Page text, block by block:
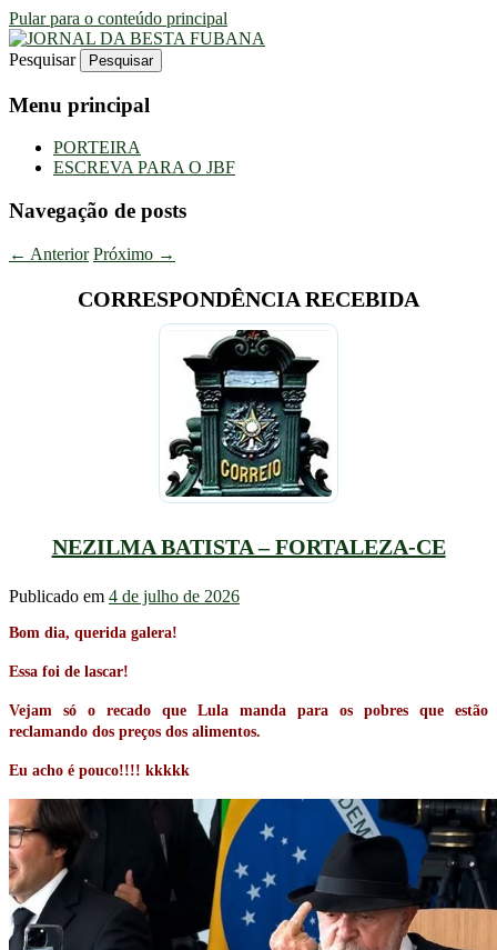
Pular para o conteúdo principal
JORNAL DA BESTA FUBANA
Uma Gazeta Escrota
Pesquisar
Menu principal
PORTEIRA
ESCREVA PARA O JBF
Navegação de posts
← Anterior Próximo →
CORRESPONDÊNCIA RECEBIDA
NEZILMA BATISTA – FORTALEZA-CE
Publicado em 4 de julho de 2026
Bom dia, querida galera!
Essa foi de lascar!
Vejam só o recado que Lula manda para os pobres que estão
reclamando dos preços dos alimentos.
Eu acho é pouco!!!! kkkkk